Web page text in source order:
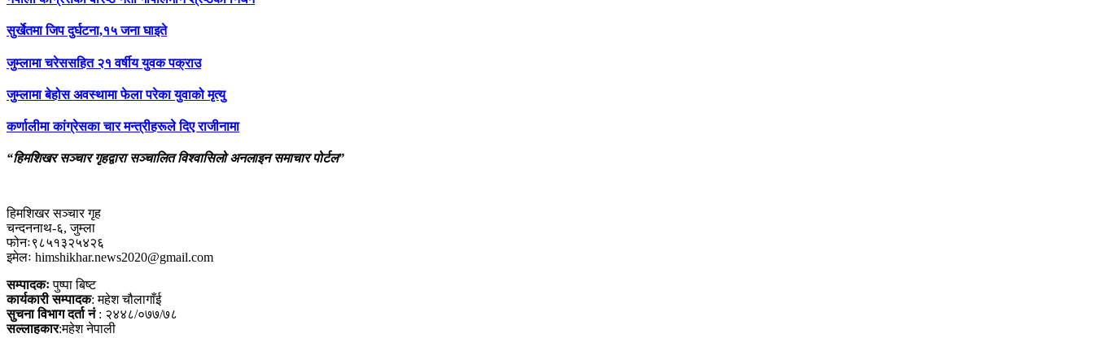
सुर्खेतमा जिप दुर्घटना,१५ जना घाइते
जुम्लामा चरेससहित २१ वर्षीय युवक पक्राउ
जुम्लामा बेहोस अवस्थामा फेला परेका युवाको मृत्यु
कर्णालीमा कांग्रेसका चार मन्त्रीहरूले दिए राजीनामा
“हिमशिखर सञ्चार गृहद्वारा सञ्चालित विश्वासिलो अनलाइन समाचार पोर्टल”
हिमशिखर सञ्चार गृह
चन्दननाथ-६, जुम्ला
फोनः९८५१३२५४२६
इमेलः himshikhar.news2020@gmail.com
सम्पादकःपुष्पा बिष्ट
कार्यकारी सम्पादक: महेश चौलागाँई
सुचना विभाग दर्ता नं: २४४८/०७७/७८
सल्लाहकार:महेश नेपाली